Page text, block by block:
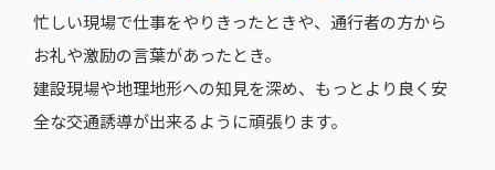
忙しい現場で仕事をやりきったときや、通行者の方から
お礼や激励の言葉があったとき。
建設現場や地理地形への知見を深め、もっとより良く安
全な交通誘導が出来るように頑張ります。